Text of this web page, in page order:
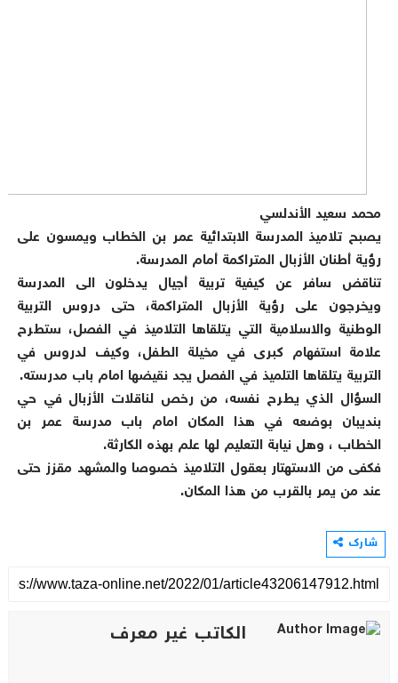
محمد سعيد الأندلسي
يصبح تلاميذ المدرسة الابتدائية عمر بن الخطاب ويمسون على
رؤية أطنان الأزبال المتراكمة أمام المدرسة.
تناقض سافر عن كيفية تربية أجيال يدخلون الى المدرسة
ويخرجون على رؤية الأزبال المتراكمة، حتى دروس التربية
الوطنية والاسلامية التي يتلقاها التلاميذ في الفصل، ستطرح
علامة استفهام كبرى في مخيلة الطفل، وكيف لدروس في
التربية يتلقاها التلميذ في الفصل يجد نقيضها امام باب مدرسته.
السؤال الذي يطرح نفسه، من رخص لناقلات الأزبال في حي
بنديبان بوضعه في هذا المكان امام باب مدرسة عمر بن
الخطاب ، وهل نيابة التعليم لها علم بهذه الكارثة.
فكفى من الاستهتار بعقول التلاميذ خصوصا والمشهد مقزز حتى
عند من يمر بالقرب من هذا المكان.
شارك
الكاتب غير معرف